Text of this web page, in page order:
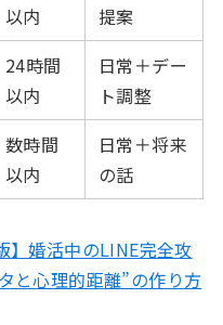
以内
提案
24時間
以内
日常＋デー
ト調整
数時間
以内
日常＋将来
の話
】婚活中のLINE完全攻
と心理的距離”の作り方